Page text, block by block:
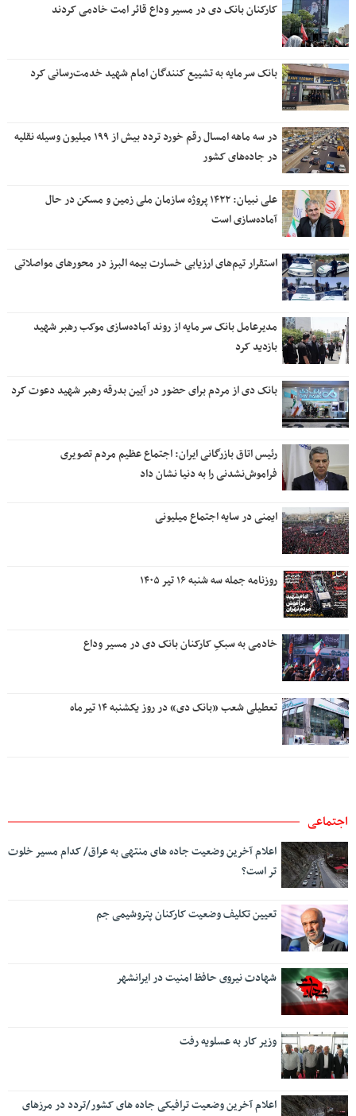
کارکنان بانک دی در مسیر وداع قائر امت خادمی کردند
بانک سرمایه به تشییع کنندگان امام شهید خدمت‌رسانی کرد
در سه ماهه امسال رقم خورد تردد بیش از ۱۹۹ میلیون وسیله نقلیه
در جاده‌های کشور
علی نبیان: ۱۴۲۲ پروژه سازمان ملی زمین و مسکن در حال
آماده‌سازی است
استقرار تیم‌های ارزیابی خسارت بیمه البرز در محورهای مواصلاتی
مدیرعامل بانک سرمایه از روند آماده‌سازی موکب رهبر شهید
بازدید کرد
بانک دی از مردم برای حضور در آیین بدرقه رهبر شهید دعوت کرد
رئیس اتاق بازرگانی ایران: اجتماع عظیم مردم تصویری
فراموش‌نشدنی را به دنیا نشان داد
ایمنی در سایه اجتماع میلیونی
روزنامه جمله سه شنبه ۱۶ تیر ۱۴۰۵
خادمی به سبکِ کارکنان بانک دی در مسیر وداع
تعطیلی شعب «بانک دی» در روز یکشنبه ۱۴ تیرماه
اجتماعی
اعلام آخرین وضعیت جاده های منتهی به عراق/ کدام مسیر خلوت
تر است؟
تعیین تکلیف وضعیت کارکنان پتروشیمی جم
شهادت نیروی حافظ امنیت در ایرانشهر
وزیر کار به عسلویه رفت
اعلام آخرین وضعیت ترافیکی جاده های کشور/تردد در مرزهای